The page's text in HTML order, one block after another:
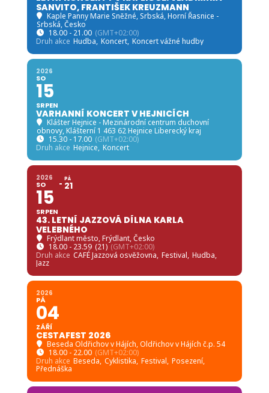
SANVITO, FRANTIŠEK KREUZMANN
Kaple Panny Marie Sněžné, Srbská, Horní Řasnice -
Srbská, Česko
18.00 - 21.00 (GMT+02:00)
Druh akce Hudba, Koncert, Koncert vážné hudby
2026
SO
15
SRPEN
VARHANNÍ KONCERT V HEJNICÍCH
Klášter Hejnice - Mezinárodní centrum duchovní
obnovy, Klášterní 1 463 62 Hejnice Liberecký kraj
15.30 - 17.00 (GMT+02:00)
Druh akce Hejnice, Koncert
2026
SO
15
SRPEN
PÁ
21
43. LETNÍ JAZZOVÁ DÍLNA KARLA
VELEBNÉHO
Frýdlant město, Frýdlant, Česko
18.00 - 23.59 (21) (GMT+02:00)
Druh akce CAFÉ Jazzová osvěžovna, Festival, Hudba,
Jazz
2026
PÁ
04
ZÁŘÍ
CESTAFEST 2026
Beseda Oldřichov v Hájích, Oldřichov v Hájích č.p. 54
18.00 - 22.00 (GMT+02:00)
Druh akce Beseda, Cyklistika, Festival, Posezení,
Přednáška